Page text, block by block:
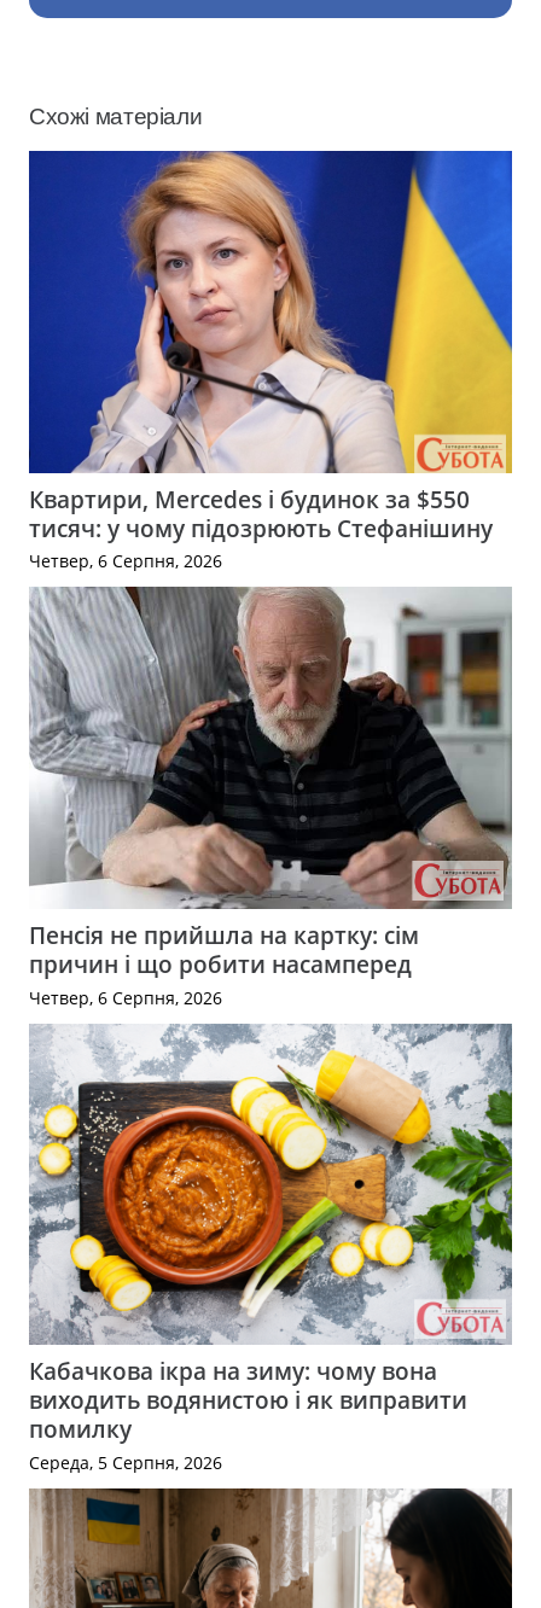
Схожі матеріали
Квартири, Mercedes і будинок за $550
тисяч: у чому підозрюють Стефанішину
Четвер, 6 Серпня, 2026
Пенсія не прийшла на картку: сім
причин і що робити насамперед
Четвер, 6 Серпня, 2026
Кабачкова ікра на зиму: чому вона
виходить водянистою і як виправити
помилку
Середа, 5 Серпня, 2026